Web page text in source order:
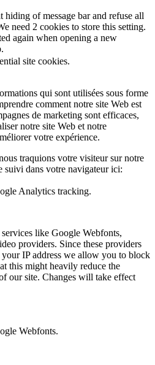
hiding of message bar and refuse all
need 2 cookies to store this setting.
again when opening a new
site cookies.
qui sont utilisées sous forme
comment notre site Web est
de marketing sont efficaces,
notre site Web et notre
votre expérience.
traquions votre visiteur sur notre
suivi dans votre navigateur ici:
Analytics tracking.
like Google Webfonts,
providers. Since these providers
IP address we allow you to block
this might heavily reduce the
our site. Changes will take effect
Webfonts.